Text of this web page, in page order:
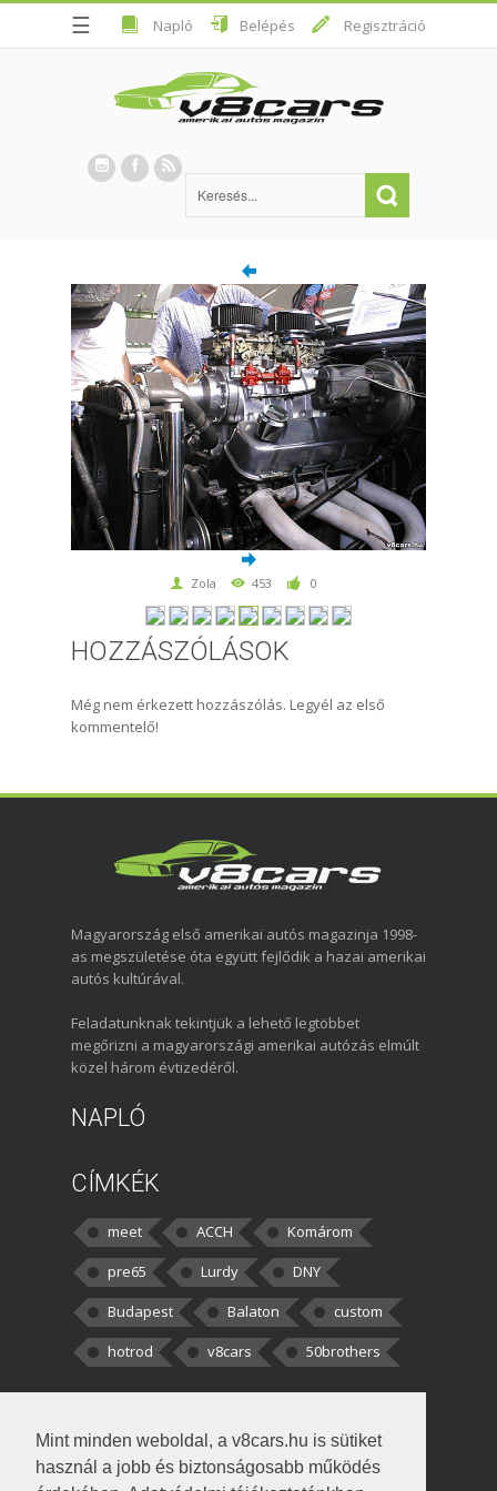
Mint minden weboldal, a v8cars.hu is sütiket
használ a jobb és biztonságosabb működés
☰ Napló Belépés Regisztráció
Zola 453 0
HOZZÁSZÓLÁSOK
Még nem érkezett hozzászólás. Legyél az első
kommentelő!
Magyarország első amerikai autós magazinja 1998-
as megszületése óta együtt fejlődik a hazai amerikai
autós kultúrával.
Feladatunknak tekintjük a lehető legtöbbet
megőrizni a magyarországi amerikai autózás elmúlt
közel három évtizedéről.
NAPLÓ
CÍMKÉK
meet ACCH
Komárom
pre65
Lurdy
DNY
Budapest
Balaton
custom
hotrod
v8cars 50brothers
kortisz:Elszúrtam! Én csak két
darabbaal számoltam. Nem tudtam, hogy fél autót,